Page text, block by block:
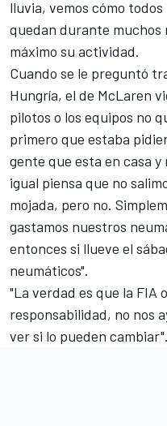
lluvia, vemos cómo
quedan durante muchos
máximo su actividad.
Cuando se le preguntó
Hungría, el de McLaren
pilotos o los equipos no
primero que estaba
gente que esta en casa
igual piensa que no
mojada, pero no.
gastamos nuestros
entonces si llueve el
neumáticos".
"La verdad es que la FIA
responsabilidad, no nos
ver si lo pueden cambiar".